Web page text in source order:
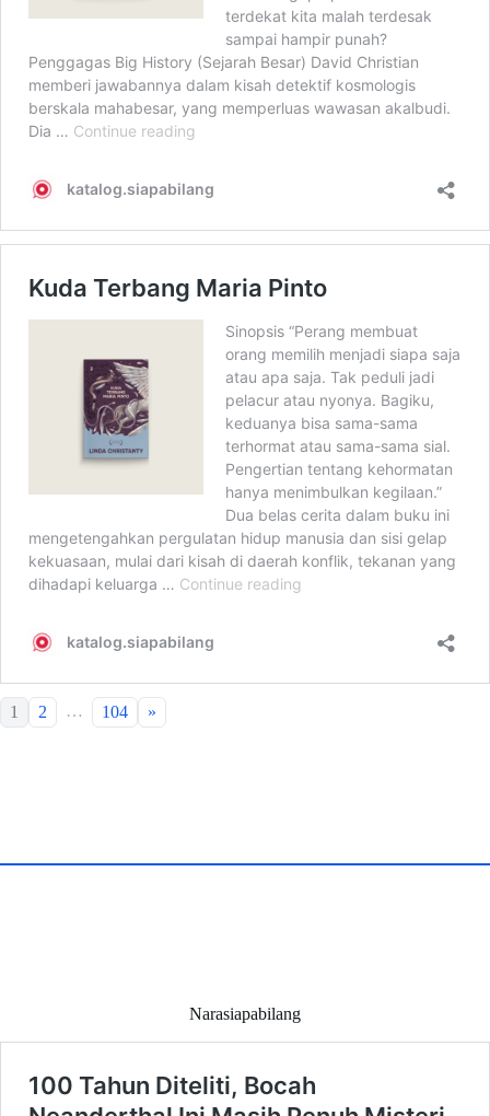
1 2 … 104 »
Narasiapabilang